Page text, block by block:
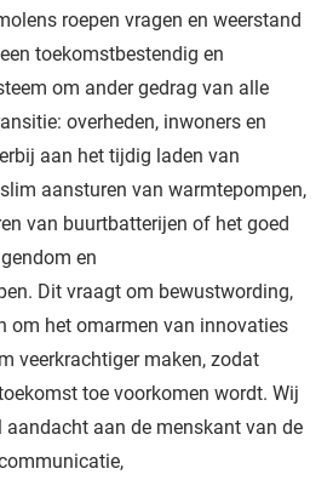
roepen vragen en weerstand
toekomstbestendig en
om ander gedrag van alle
overheden, inwoners en
aan het tijdig laden van
aansturen van warmtepompen,
van buurtbatterijen of het goed
en
Dit vraagt om bewustwording,
om het omarmen van innovaties
veerkrachtiger maken, zodat
toe voorkomen wordt. Wij
aandacht aan de menskant van de